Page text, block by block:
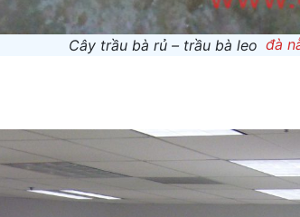
Cây trầu bà rủ – trầu bà leo đà